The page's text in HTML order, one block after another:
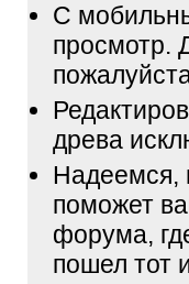
С
просмотр.
древа
Надеемся,
поможет
форума,
пошел тот